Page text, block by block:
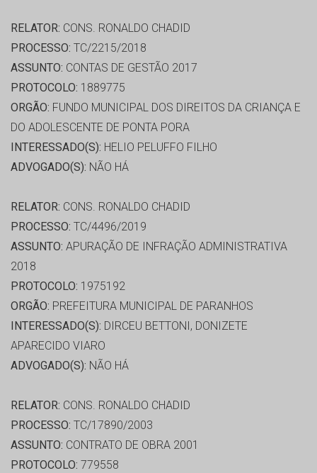
RELATOR: CONS. RONALDO CHADID
PROCESSO: TC/2215/2018
ASSUNTO: CONTAS DE GESTÃO 2017
PROTOCOLO: 1889775
ORGÃO: FUNDO MUNICIPAL DOS DIREITOS DA CRIANÇA E
DO ADOLESCENTE DE PONTA PORA
INTERESSADO(S): HELIO PELUFFO FILHO
ADVOGADO(S): NÃO HÁ
RELATOR: CONS. RONALDO CHADID
PROCESSO: TC/4496/2019
ASSUNTO: APURAÇÃO DE INFRAÇÃO ADMINISTRATIVA
2018
PROTOCOLO: 1975192
ORGÃO: PREFEITURA MUNICIPAL DE PARANHOS
INTERESSADO(S): DIRCEU BETTONI, DONIZETE
APARECIDO VIARO
ADVOGADO(S): NÃO HÁ
RELATOR: CONS. RONALDO CHADID
PROCESSO: TC/17890/2003
ASSUNTO: CONTRATO DE OBRA 2001
PROTOCOLO: 779558